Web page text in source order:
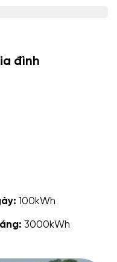
đình
100kWh
3000kWh